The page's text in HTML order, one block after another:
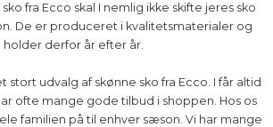
fra Ecco skal I nemlig ikke skifte jeres sko
De er produceret i kvalitetsmaterialer og
holder derfor år efter år.
stort udvalg af skønne sko fra Ecco. I får altid
ofte mange gode tilbud i shoppen. Hos os
familien på til enhver sæson. Vi har mange